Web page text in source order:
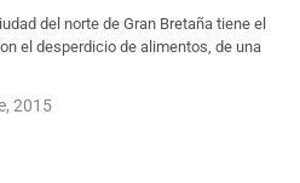
del norte de Gran Bretaña tiene el
el desperdicio de alimentos, de una
2015